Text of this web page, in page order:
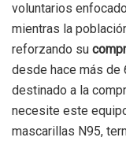
voluntarios
mientras la
reforzando su
desde hace más de
destinado a la
necesite este
mascarillas N95,